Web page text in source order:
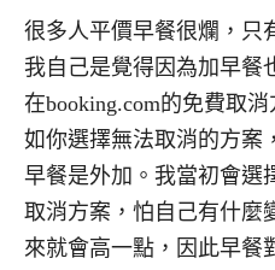
很多人平價早餐很爛，只
我自己是覺得因為加早餐
在booking.com的免費取
如你選擇無法取消的方案
早餐是外加。我當初會選
取消方案，怕自己有什麼
來就會高一點，因此早餐